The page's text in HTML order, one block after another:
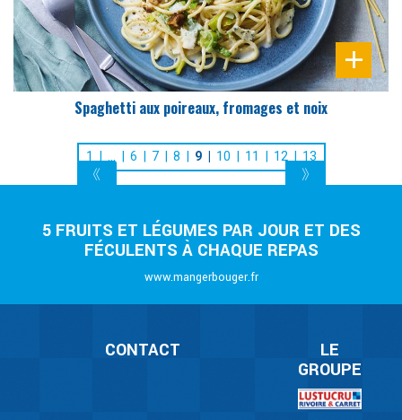
Spaghetti aux poireaux, fromages et noix
1 6 7 8 9 10 11 12 13
5 FRUITS ET LÉGUMES PAR JOUR ET DES
FÉCULENTS À CHAQUE REPAS
www.mangerbouger.fr
CONTACT
LE
GROUPE